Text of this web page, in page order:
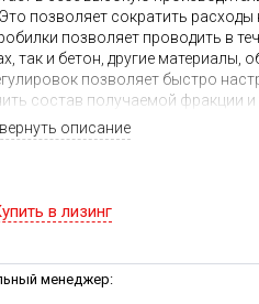
позволяет сократить
позволяет проводить в
так и бетон, другие материалы,
позволяет быстро
состав получаемой фракции и
конструкции, что
установку
20 лет такие машины
выполняют возложенные на
составе комплексов дробления
описание
в лизинг
менеджер: